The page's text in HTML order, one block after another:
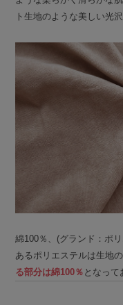
ト生地のような美しい光
綿100％、(グランド：ポ
あるポリエステルは生地
る部分は綿100％ となって